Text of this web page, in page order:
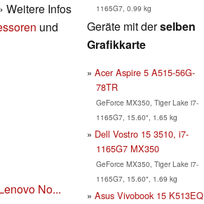
Weitere Infos
und
No...
1165G7, 0.99 kg
Geräte mit derselben
Grafikkarte
Acer Aspire 5 A515-56G-
78TR
GeForce MX350, Tiger Lake i7-
1165G7, 15.60", 1.65 kg
Dell Vostro 15 3510, i7-
1165G7 MX350
GeForce MX350, Tiger Lake i7-
1165G7, 15.60", 1.69 kg
Asus Vivobook 15 K513EQ